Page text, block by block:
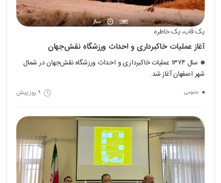
یک قاب، یک خاطره
آغاز عملیات خاکبرداری و احداث ورزشگاه نقش‌جهان
سال ۱۳۷۴ عملیات خاکبرداری و احداث ورزشگاه نقش‌جهان در شمال
شهر اصفهان آغاز شد.
عمومی ۹ روز پیش